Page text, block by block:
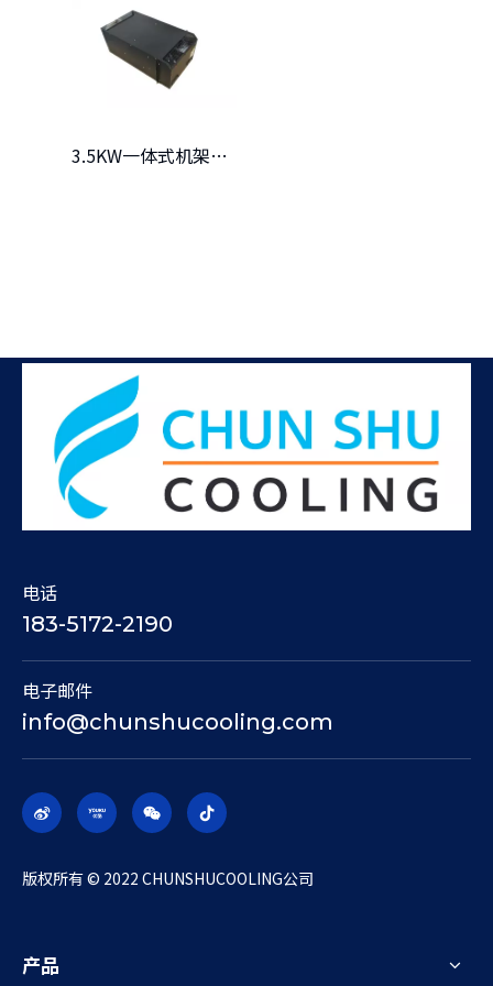
3.5KW一体式机架精密空调
电话
183-5172-2190
电子邮件
info@chunshucooling.com
​版权所有 © 2022 CHUNSHUCOOLING公司
产品